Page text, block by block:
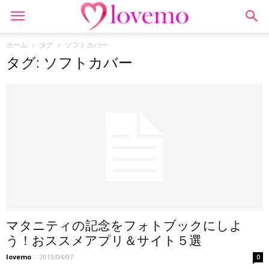
ホーム タグ ソフトカバー
タグ: ソフトカバー
マタニティの記念をフォトブックにしよ
う！おススメアプリ＆サイト５選
lovemo - 2015/04/07 0